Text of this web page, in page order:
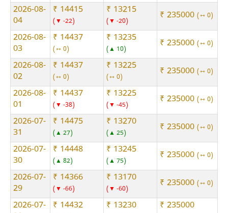
2026-08-
04
₹ 14415
▼ -22
₹ 13215
▼ -20 ₹ 235000 ⇿ 0
2026-08-
03
₹ 14437
⇿ 0
₹ 13235
▲ 10 ₹ 235000 ⇿ 0
2026-08-
02
₹ 14437
⇿ 0
₹ 13225
⇿ 0 ₹ 235000 ⇿ 0
2026-08-
01
₹ 14437
▼ -38
₹ 13225
▼ -45 ₹ 235000 ⇿ 0
2026-07-
31
₹ 14475
▲ 27
₹ 13270
▲ 25 ₹ 235000 ⇿ 0
2026-07-
30
₹ 14448
▲ 82
₹ 13245
▲ 75 ₹ 235000 ⇿ 0
2026-07-
29
₹ 14366
▼ -66
₹ 13170
▼ -60 ₹ 235000 ⇿ 0
2026-07-
₹ 14432 ₹ 13230 ₹ 235000